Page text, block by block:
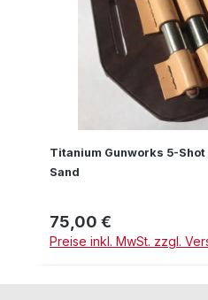
Titanium Gunworks 5-
Sand
Regulärer Preis:
75,00 €
Preise inkl. MwSt. zzgl.